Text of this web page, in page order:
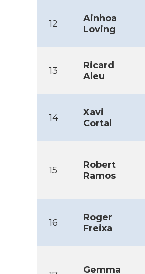
12
Ainhoa
Loving
13
Ricard
Aleu
14
Xavi
Cortal
15
Robert
Ramos
16
Roger
Freixa
Gemma